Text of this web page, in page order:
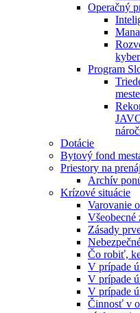
Operačný
Program
Dotácie
Bytový fond
Priestory na
Archív
Krízové situácie
Varovanie
Všeobecné
Zásady
Čo robiť,
V prípade
V prípade
V prípade
Činnosť v